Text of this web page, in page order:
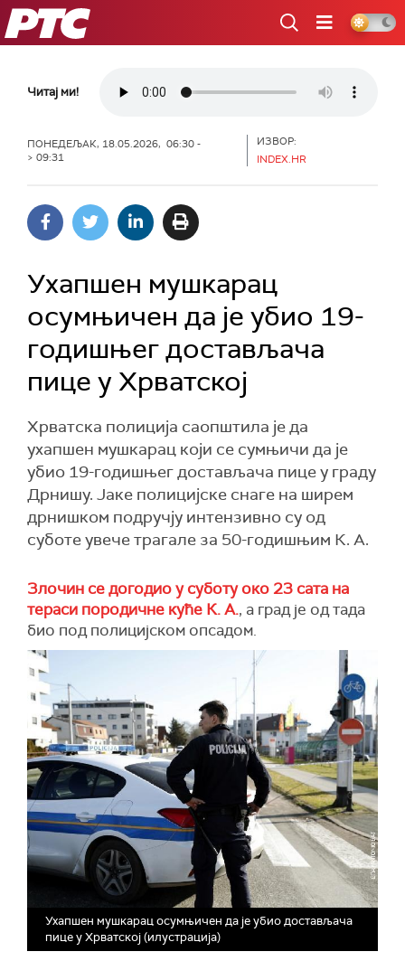
РТС
Читај ми!
ПОНЕДЕЉАК, 18.05.2026, 06:30 -
> 09:31
ИЗВОР:
INDEX.HR
Ухапшен мушкарац
осумњичен да је убио 19-
годишњег достављача
пице у Хрватској
Хрватска полиција саопштила је да
ухапшен мушкарац који се сумњичи да је
убио 19-годишњег достављача пице у граду
Дрнишу. Јаке полицијске снаге на ширем
дрнишком подручју интензивно су од
суботе увече трагале за 50-годишњим К. А.
Злочин се догодио у суботу око 23 сата на
тераси породичне куће К. А., а град је од тада
био под полицијском опсадом.
Ухапшен мушкарац осумњичен да је убио достављача
пице у Хрватској (илустрација)